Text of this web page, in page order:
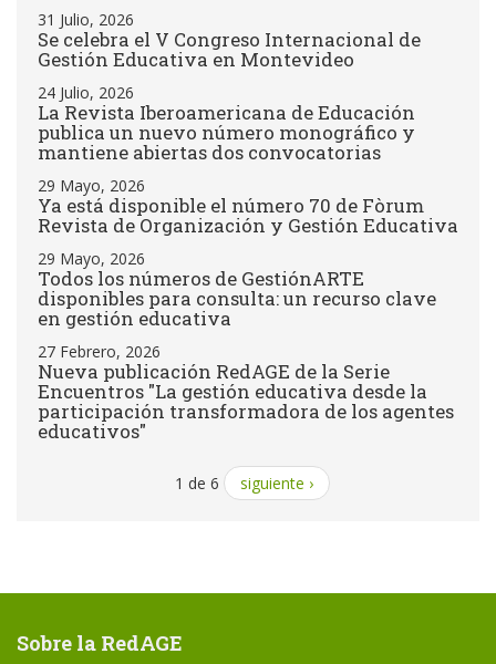
31 Julio, 2026
Se celebra el V Congreso Internacional de
Gestión Educativa en Montevideo
24 Julio, 2026
La Revista Iberoamericana de Educación
publica un nuevo número monográfico y
mantiene abiertas dos convocatorias
29 Mayo, 2026
Ya está disponible el número 70 de Fòrum
Revista de Organización y Gestión Educativa
29 Mayo, 2026
Todos los números de GestiónARTE
disponibles para consulta: un recurso clave
en gestión educativa
27 Febrero, 2026
Nueva publicación RedAGE de la Serie
Encuentros "La gestión educativa desde la
participación transformadora de los agentes
educativos"
1 de 6 siguiente ›
Sobre la RedAGE